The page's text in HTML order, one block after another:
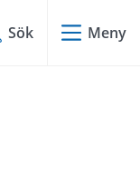
Sök Meny